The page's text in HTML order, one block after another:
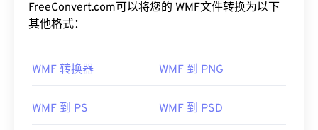
FreeConvert.com可以将您的 WMF文件转换为以下
其他格式：
WMF 转换器 WMF 到 PNG
WMF 到 PS WMF 到 PSD